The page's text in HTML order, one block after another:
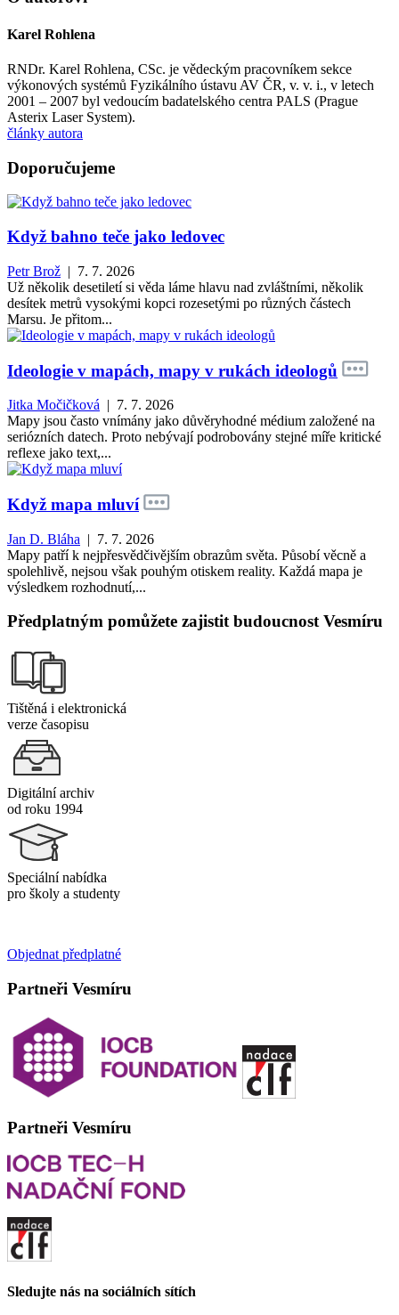
Karel Rohlena
RNDr. Karel Rohlena, CSc. je vědeckým pracovníkem sekce
výkonových systémů Fyzikálního ústavu AV ČR, v. v. i., v letech
2001 – 2007 byl vedoucím badatelského centra PALS (Prague
Asterix Laser System).
články autora
Doporučujeme
Když bahno teče jako ledovec
Petr Brož | 7. 7. 2026
Už několik desetiletí si věda láme hlavu nad zvláštními, několik
desítek metrů vysokými kopci rozesetými po různých částech
Marsu. Je přitom...
Ideologie v mapách, mapy v rukách ideologů
Jitka Močičková | 7. 7. 2026
Mapy jsou často vnímány jako důvěryhodné médium založené na
seriózních datech. Proto nebývají podrobovány stejné míře kritické
reflexe jako text,...
Když mapa mluví
Jan D. Bláha | 7. 7. 2026
Mapy patří k nejpřesvědčivějším obrazům světa. Působí věcně a
spolehlivě, nejsou však pouhým otiskem reality. Každá mapa je
výsledkem rozhodnutí,...
Předplatným pomůžete zajistit budoucnost Vesmíru
Tištěná i elektronická
verze časopisu
Digitální archiv
od roku 1994
Speciální nabídka
pro školy a studenty
Objednat předplatné
Partneři Vesmíru
Partneři Vesmíru
Sledujte nás na sociálních sítích